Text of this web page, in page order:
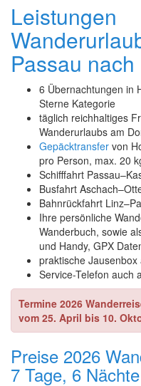
Leistungen
Passau
6 Übernachtungen in
Sterne Kategorie
täglich reichhaltiges
Wanderurlaubs am
Gepäcktransfer von
pro Person, max. 20
Schifffahrt
Busfahrt
Bahnrückfahrt
Ihre persönliche
Wanderbuch, sowie
und Handy, GPX
praktische
Service-Telefon auch
Termine 2026
vom 25. April bis 10.
Preise 2026
7 Tage, 6 Nächte